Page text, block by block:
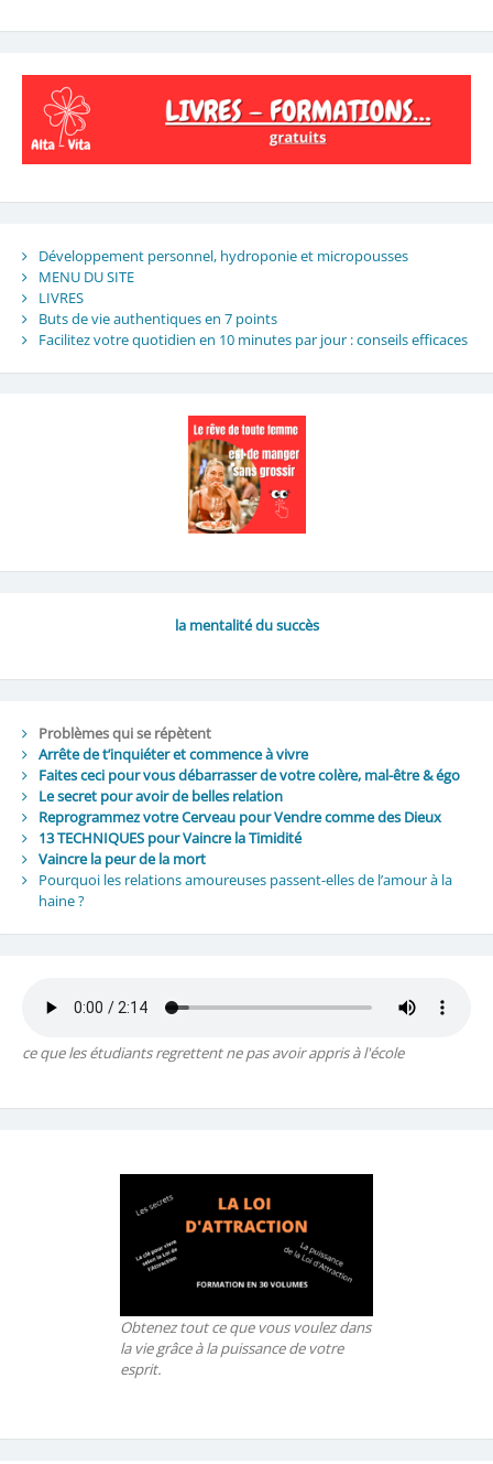
Développement personnel, hydroponie et micropousses
MENU DU SITE
LIVRES
Buts de vie authentiques en 7 points
Facilitez votre quotidien en 10 minutes par jour : conseils efficaces
la mentalité du succès
Problèmes qui se répètent
Arrête de t’inquiéter et commence à vivre
Faites ceci pour vous débarrasser de votre colère, mal-être & égo
Le secret pour avoir de belles relation
Reprogrammez votre Cerveau pour Vendre comme des Dieux
13 TECHNIQUES pour Vaincre la Timidité
Vaincre la peur de la mort
Pourquoi les relations amoureuses passent-elles de l’amour à la
haine ?
ce que les étudiants regrettent ne pas avoir appris à l'école
Obtenez tout ce que vous voulez dans
la vie grâce à la puissance de votre
esprit.